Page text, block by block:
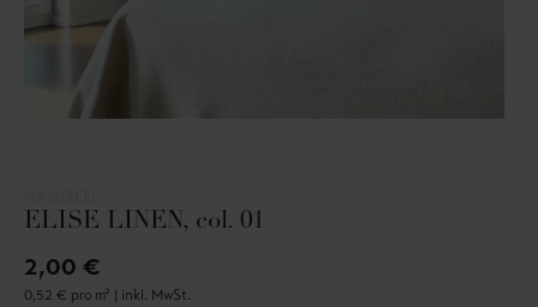
ELISE LINEN, col. 01
2,00 €
0,52 € pro m² | inkl. MwSt.